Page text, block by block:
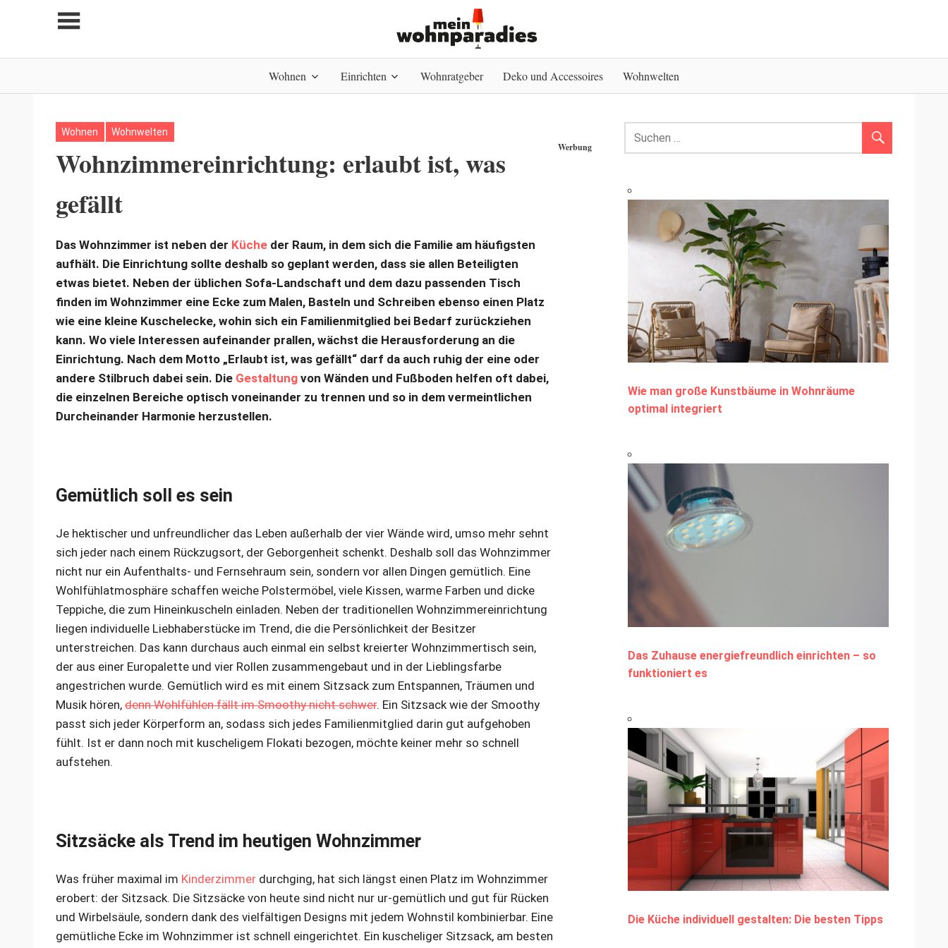
My
is
castle
Wohnen Einrichten Wohnratgeber Deko und Accessoires Wohnwelten
Wohnen Wohnwelten
Wohnzimmereinrichtung: erlaubt ist, was
gefällt
Werbung
Das Wohnzimmer ist neben der Küche der Raum, in dem sich die Familie am häufigsten
aufhält. Die Einrichtung sollte deshalb so geplant werden, dass sie allen Beteiligten
etwas bietet. Neben der üblichen Sofa-Landschaft und dem dazu passenden Tisch
finden im Wohnzimmer eine Ecke zum Malen, Basteln und Schreiben ebenso einen Platz
wie eine kleine Kuschelecke, wohin sich ein Familienmitglied bei Bedarf zurückziehen
kann. Wo viele Interessen aufeinander prallen, wächst die Herausforderung an die
Einrichtung. Nach dem Motto „Erlaubt ist, was gefällt“ darf da auch ruhig der eine oder
andere Stilbruch dabei sein. Die Gestaltung von Wänden und Fußboden helfen oft dabei,
die einzelnen Bereiche optisch voneinander zu trennen und so in dem vermeintlichen
Durcheinander Harmonie herzustellen.
Gemütlich soll es sein
Je hektischer und unfreundlicher das Leben außerhalb der vier Wände wird, umso mehr sehnt
sich jeder nach einem Rückzugsort, der Geborgenheit schenkt. Deshalb soll das Wohnzimmer
nicht nur ein Aufenthalts- und Fernsehraum sein, sondern vor allen Dingen gemütlich. Eine
Wohlfühlatmosphäre schaffen weiche Polstermöbel, viele Kissen, warme Farben und dicke
Teppiche, die zum Hineinkuscheln einladen. Neben der traditionellen Wohnzimmereinrichtung
liegen individuelle Liebhaberstücke im Trend, die die Persönlichkeit der Besitzer
unterstreichen. Das kann durchaus auch einmal ein selbst kreierter Wohnzimmertisch sein,
der aus einer Europalette und vier Rollen zusammengebaut und in der Lieblingsfarbe
angestrichen wurde. Gemütlich wird es mit einem Sitzsack zum Entspannen, Träumen und
Musik hören, denn Wohlfühlen fällt im Smoothy nicht schwer. Ein Sitzsack wie der Smoothy
passt sich jeder Körperform an, sodass sich jedes Familienmitglied darin gut aufgehoben
fühlt. Ist er dann noch mit kuscheligem Flokati bezogen, möchte keiner mehr so schnell
aufstehen.
Sitzsäcke als Trend im heutigen Wohnzimmer
Was früher maximal im Kinderzimmer durchging, hat sich längst einen Platz im Wohnzimmer
erobert: der Sitzsack. Die Sitzsäcke von heute sind nicht nur ur-gemütlich und gut für Rücken
und Wirbelsäule, sondern dank des vielfältigen Designs mit jedem Wohnstil kombinierbar. Eine
gemütliche Ecke im Wohnzimmer ist schnell eingerichtet. Ein kuscheliger Sitzsack, am besten
Wie man große Kunstbäume in Wohnräume
optimal integriert
Das Zuhause energiefreundlich einrichten – so
funktioniert es
Die Küche individuell gestalten: Die besten Tipps